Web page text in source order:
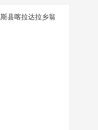
县喀拉达拉乡翁